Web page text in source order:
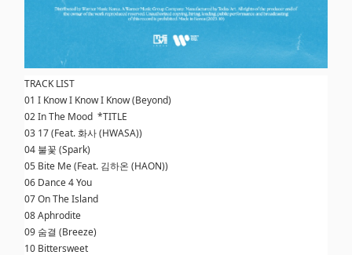
TRACK LIST
01 I Know I Know I Know (Beyond)
02 In The Mood *TITLE
03 17 (Feat. 화사 (HWASA))
04 불꽃 (Spark)
05 Bite Me (Feat. 김하온 (HAON))
06 Dance 4 You
07 On The Island
08 Aphrodite
09 숨결 (Breeze)
10 Bittersweet